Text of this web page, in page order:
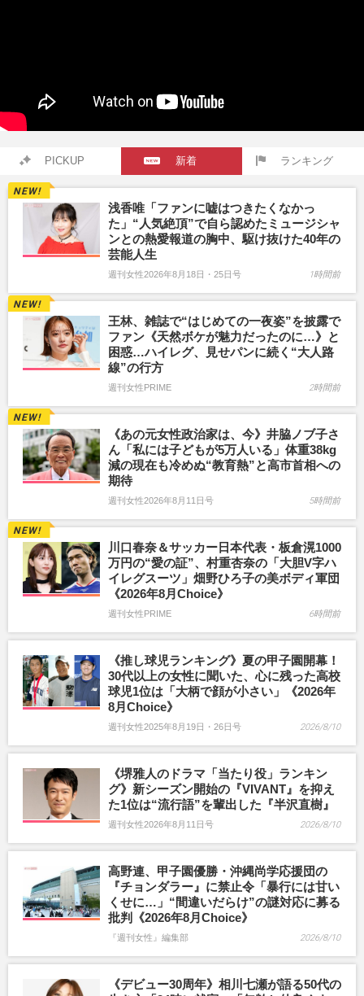
PICKUP 新着 ランキング
浅香唯「ファンに嘘はつきたくなかっ
た」“人気絶頂”で自ら認めたミュージシャ
ンとの熱愛報道の胸中、駆け抜けた40年の
芸能人生
週刊女性2026年8月18日・25日号 1時間前
王林、雑誌で“はじめての一夜姿”を披露で
ファン《天然ボケが魅力だったのに…》と
困惑…ハイレグ、見せパンに続く“大人路
線”の行方
週刊女性PRIME 2時間前
《あの元女性政治家は、今》井脇ノブ子さ
ん「私には子どもが5万人いる」体重38kg
減の現在も冷めぬ“教育熱”と高市首相への
期待
週刊女性2026年8月11日号 5時間前
川口春奈＆サッカー日本代表・板倉滉1000
万円の“愛の証”、村重杏奈の「大胆V字ハ
イレグスーツ」畑野ひろ子の美ボディ軍団
《2026年8月Choice》
週刊女性PRIME 6時間前
《推し球児ランキング》夏の甲子園開幕！
30代以上の女性に聞いた、心に残った高校
球児1位は「大柄で顔が小さい」《2026年
8月Choice》
週刊女性2025年8月19日・26日号 2026/8/10
《堺雅人のドラマ「当たり役」ランキン
グ》新シーズン開始の『VIVANT』を抑え
た1位は“流行語”を輩出した『半沢直樹』
週刊女性2026年8月11日号 2026/8/10
高野連、甲子園優勝・沖縄尚学応援団の
『チョンダラー』に禁止令「暴行には甘い
くせに…」“間違いだらけ”の謎対応に募る
批判《2026年8月Choice》
『週刊女性』編集部 2026/8/10
《デビュー30周年》相川七瀬が語る50代の